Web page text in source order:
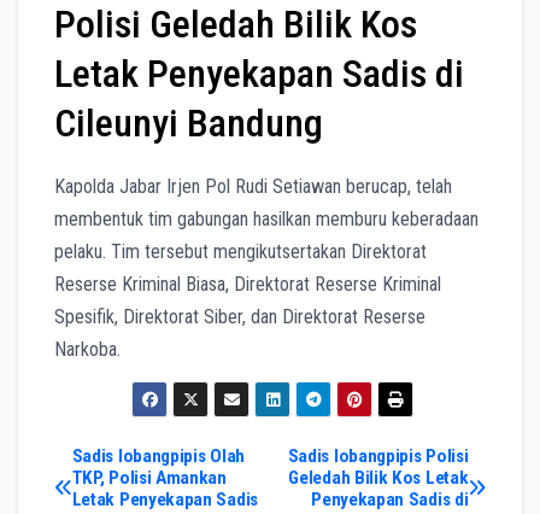
Polisi Geledah Bilik Kos
Letak Penyekapan Sadis di
Cileunyi Bandung
Kapolda Jabar Irjen Pol Rudi Setiawan berucap, telah
membentuk tim gabungan hasilkan memburu keberadaan
pelaku. Tim tersebut mengikutsertakan Direktorat
Reserse Kriminal Biasa, Direktorat Reserse Kriminal
Spesifik, Direktorat Siber, dan Direktorat Reserse
Narkoba.
Post
Sadis lobangpipis Polisi
Geledah Bilik Kos Letak
Penyekapan Sadis di
Sadis lobangpipis Olah
TKP, Polisi Amankan
Letak Penyekapan Sadis